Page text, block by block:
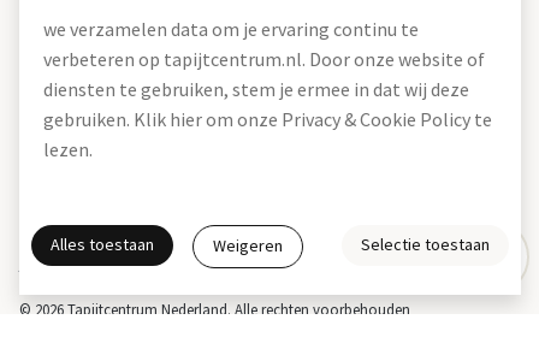
Over tapijtcentrum
Werken bij
Montageservice
Blog
© 2026 Tapijtcentrum Nederland. Alle rechten voorbehouden
Actie- en betalingsvoorwaarden * Disclaimer
Gratis interieuradvies
we verzamelen data om je ervaring continu te
verbeteren op tapijtcentrum.nl. Door onze website of
diensten te gebruiken, stem je ermee in dat wij deze
gebruiken. Klik hier om onze Privacy & Cookie Policy te
lezen.
Alles toestaan Weigeren Selectie toestaan